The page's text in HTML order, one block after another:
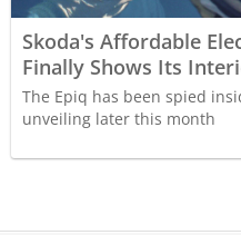
Skoda's Affordable
Finally Shows Its
The Epiq has been spied
unveiling later this month